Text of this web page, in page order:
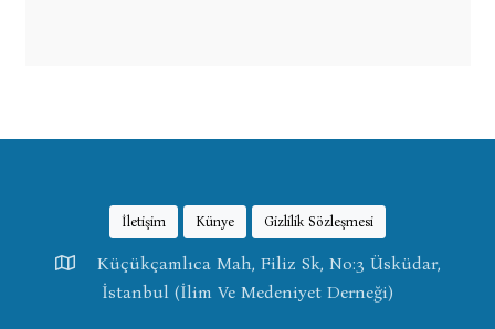
İletişim Künye Gizlilik Sözleşmesi
Küçükçamlıca Mah, Filiz Sk, No:3 Üsküdar,
İstanbul (İlim Ve Medeniyet Derneği)